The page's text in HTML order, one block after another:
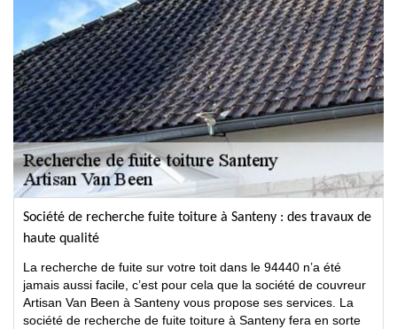
Société de recherche fuite toiture à Santeny : des travaux de
haute qualité
La recherche de fuite sur votre toit dans le 94440 n’a été
jamais aussi facile, c’est pour cela que la société de couvreur
Artisan Van Been à Santeny vous propose ses services. La
société de recherche de fuite toiture à Santeny fera en sorte